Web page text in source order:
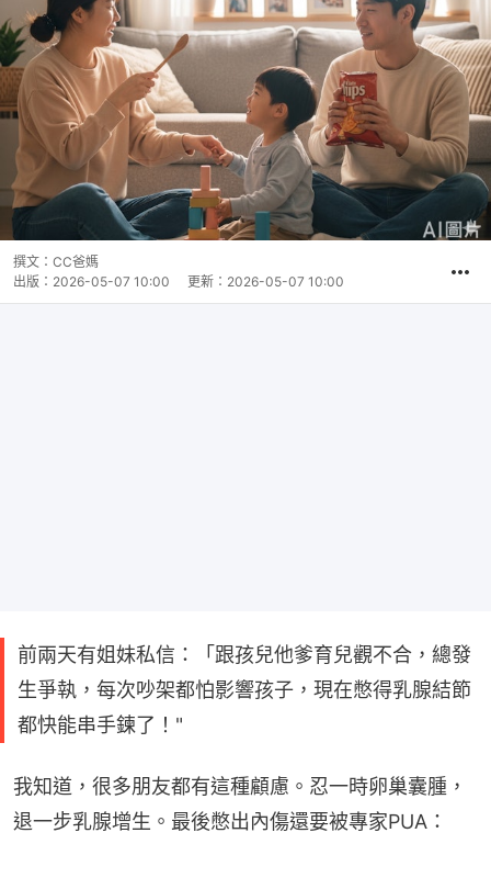
撰文： CC爸媽
出版： 2026-05-07 10:00 更新： 2026-05-07 10:00
前兩天有姐妹私信：「跟孩兒他爹育兒觀不合，總發
生爭執，每次吵架都怕影響孩子，現在憋得乳腺結節
都快能串手鍊了！"
我知道，很多朋友都有這種顧慮。忍一時卵巢囊腫，
退一步乳腺增生。最後憋出內傷還要被專家PUA：